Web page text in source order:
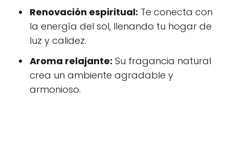
Renovación espiritual: Te conecta con
la energía del sol, llenando tu hogar de
luz y calidez.
Aroma relajante: Su fragancia natural
crea un ambiente agradable y
armonioso.